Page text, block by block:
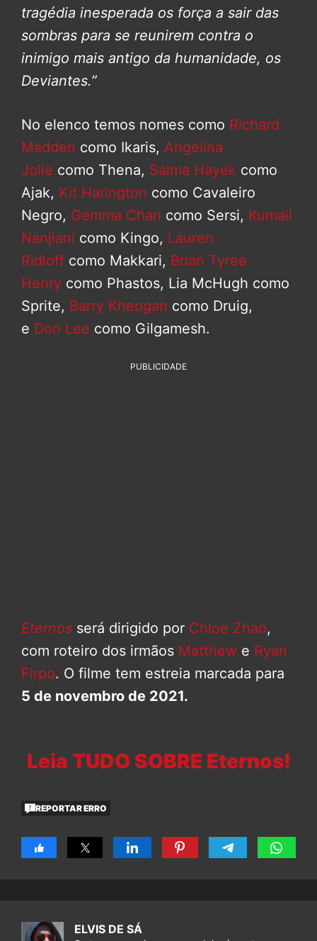
tragédia inesperada os força a sair das
sombras para se reunirem contra o
inimigo mais antigo da humanidade, os
Deviantes.”
No elenco temos nomes como Richard
Madden como Ikaris, Angelina
Jolie como Thena, Salma Hayek como
Ajak, Kit Harington como Cavaleiro
Negro, Gemma Chan como Sersi, Kumail
Nanjiani como Kingo, Lauren
Ridloff como Makkari, Brian Tyree
Henry como Phastos, Lia McHugh como
Sprite, Barry Kheogan como Druig,
e Don Lee como Gilgamesh.
PUBLICIDADE
Eternos será dirigido por Chloe Zhao,
com roteiro dos irmãos Matthew e Ryan
Firpo. O filme tem estreia marcada para
5 de novembro de 2021.
Leia TUDO SOBRE Eternos!
REPORTAR ERRO
ELVIS DE SÁ